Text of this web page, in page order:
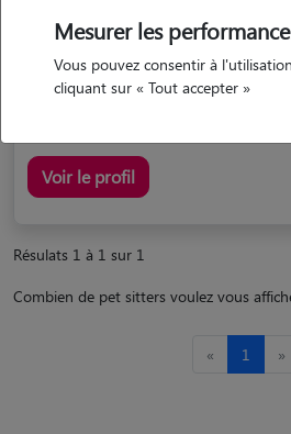
je me suis occupé de beaucoup
enfance...
Voir le profil
Résulats 1 à 1 sur 1
Combien de pet sitters voulez vous
« 1 »
Mesurer les
Vous pouvez consentir à
cliquant sur « Tout accepter »